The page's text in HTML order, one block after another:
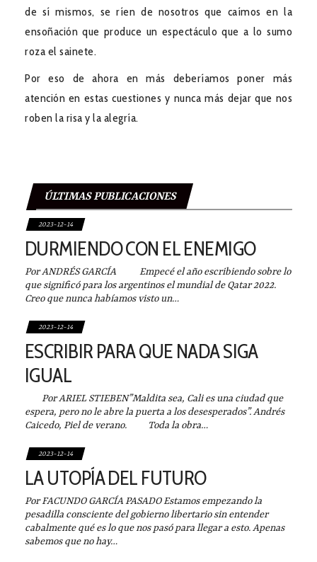
de sí mismos, se ríen de nosotros que caímos en la
ensoñación que produce un espectáculo que a lo sumo
roza el sainete.
Por eso de ahora en más deberíamos poner más
atención en estas cuestiones y nunca más dejar que nos
roben la risa y la alegría.
ÚLTIMAS PUBLICACIONES
2023-12-14
DURMIENDO CON EL ENEMIGO
Por ANDRÉS GARCÍA Empecé el año escribiendo sobre lo
que significó para los argentinos el mundial de Qatar 2022.
Creo que nunca habíamos visto un…
2023-12-14
ESCRIBIR PARA QUE NADA SIGA
IGUAL
Por ARIEL STIEBEN”Maldita sea, Cali es una ciudad que
espera, pero no le abre la puerta a los desesperados”. Andrés
Caicedo, Piel de verano. Toda la obra…
2023-12-14
LA UTOPÍA DEL FUTURO
Por FACUNDO GARCÍA PASADO Estamos empezando la
pesadilla consciente del gobierno libertario sin entender
cabalmente qué es lo que nos pasó para llegar a esto. Apenas
sabemos que no hay…